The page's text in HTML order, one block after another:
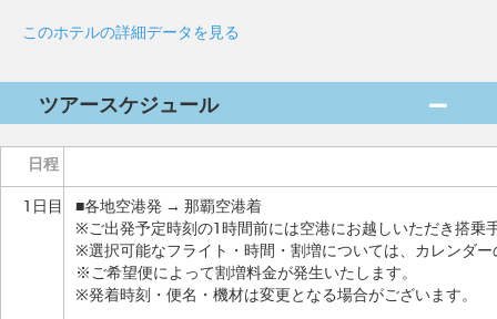
このホテルの詳細データを見る
ツアースケジュール
日程
1日目
■各地空港発 → 那覇空港着
※ご出発予定時刻の1時間前には空港にお越しいただき搭乗
※選択可能なフライト・時間・割増については、カレンダ
※ご希望便によって割増料金が発生いたします。
※発着時刻・便名・機材は変更となる場合がございます。